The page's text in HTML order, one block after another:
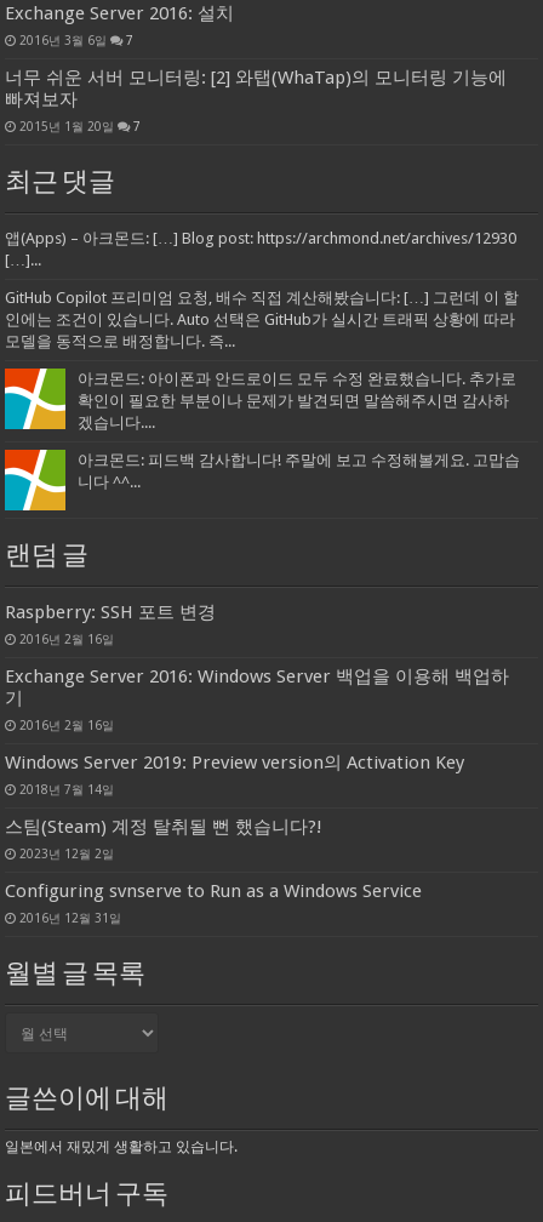
Exchange Server 2016: 설치
2016년 3월 6일 7
너무 쉬운 서버 모니터링: [2] 와탭(WhaTap)의 모니터링 기능에
빠져보자
2015년 1월 20일 7
최근 댓글
앱(Apps) – 아크몬드: […] Blog post: https://archmond.net/archives/12930
[…]...
GitHub Copilot 프리미엄 요청, 배수 직접 계산해봤습니다: […] 그런데 이 할
인에는 조건이 있습니다. Auto 선택은 GitHub가 실시간 트래픽 상황에 따라
모델을 동적으로 배정합니다. 즉...
아크몬드: 아이폰과 안드로이드 모두 수정 완료했습니다. 추가로
확인이 필요한 부분이나 문제가 발견되면 말씀해주시면 감사하
겠습니다....
아크몬드: 피드백 감사합니다! 주말에 보고 수정해볼게요. 고맙습
니다 ^^...
랜덤 글
Raspberry: SSH 포트 변경
2016년 2월 16일
Exchange Server 2016: Windows Server 백업을 이용해 백업하
기
2016년 2월 16일
Windows Server 2019: Preview version의 Activation Key
2018년 7월 14일
스팀(Steam) 계정 탈취될 뻔 했습니다?!
2023년 12월 2일
Configuring svnserve to Run as a Windows Service
2016년 12월 31일
월별 글 목록
목
록
글쓴이에 대해
일본에서 재밌게 생활하고 있습니다.
피드버너 구독